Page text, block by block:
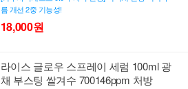
름 개선 2중 기능성!
18,000원
라이스 글로우 스프레이 세럼 100ml 광
채 부스팅 쌀겨수 700146ppm 처방